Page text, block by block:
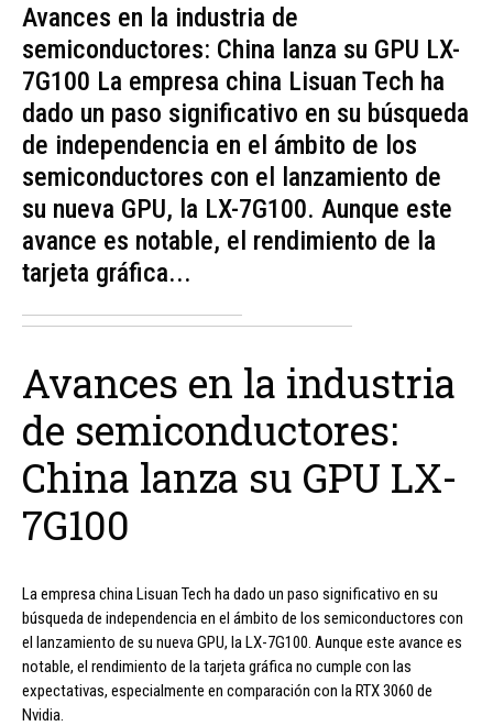
Avances en la industria de
semiconductores: China lanza su GPU LX-
7G100 La empresa china Lisuan Tech ha
dado un paso significativo en su búsqueda
de independencia en el ámbito de los
semiconductores con el lanzamiento de
su nueva GPU, la LX-7G100. Aunque este
avance es notable, el rendimiento de la
tarjeta gráfica...
Avances en la industria
de semiconductores:
China lanza su GPU LX-
7G100
La empresa china Lisuan Tech ha dado un paso significativo en su
búsqueda de independencia en el ámbito de los semiconductores con
el lanzamiento de su nueva GPU, la LX-7G100. Aunque este avance es
notable, el rendimiento de la tarjeta gráfica no cumple con las
expectativas, especialmente en comparación con la RTX 3060 de
Nvidia.